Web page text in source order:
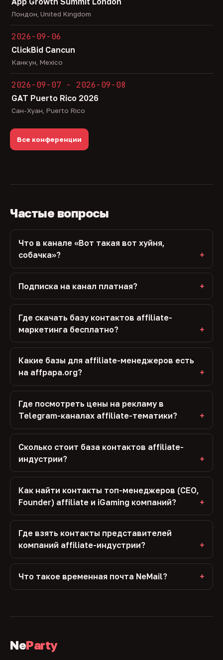
Лондон, United Kingdom
2026-09-06
ClickBid Cancun
Канкун, Mexico
2026-09-07 - 2026-09-08
GAT Puerto Rico 2026
Сан-Хуан, Puerto Rico
Все конференции
Частые вопросы
Что в канале «Вот такая вот хуйня,
собачка»?
Подписка на канал платная?
Где скачать базу контактов affiliate-
маркетинга бесплатно?
Какие базы для affiliate-менеджеров есть
на affpapa.org?
Где посмотреть цены на рекламу в
Telegram-каналах affiliate-тематики?
Сколько стоит база контактов affiliate-
индустрии?
Как найти контакты топ-менеджеров (CEO,
Founder) affiliate и iGaming компаний?
Где взять контакты представителей
компаний affiliate-индустрии?
Что такое временная почта NeMail?
NeParty